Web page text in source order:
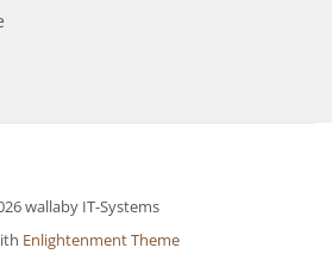
wallaby IT-Systems
Enlightenment Theme